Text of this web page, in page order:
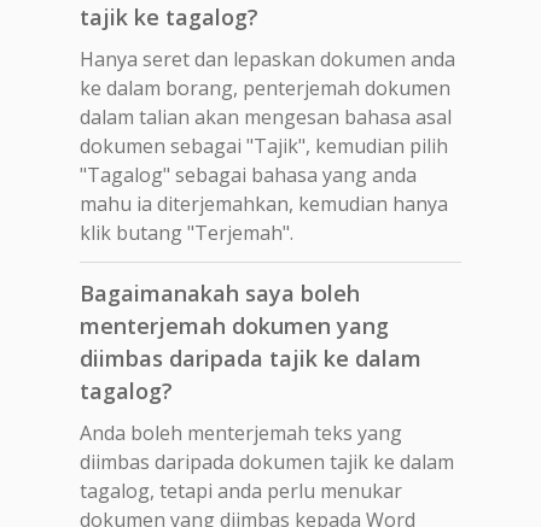
tajik ke tagalog?
Hanya seret dan lepaskan dokumen anda
ke dalam borang, penterjemah dokumen
dalam talian akan mengesan bahasa asal
dokumen sebagai "Tajik", kemudian pilih
"Tagalog" sebagai bahasa yang anda
mahu ia diterjemahkan, kemudian hanya
klik butang "Terjemah".
Bagaimanakah saya boleh
menterjemah dokumen yang
diimbas daripada tajik ke dalam
tagalog?
Anda boleh menterjemah teks yang
diimbas daripada dokumen tajik ke dalam
tagalog, tetapi anda perlu menukar
dokumen yang diimbas kepada Word